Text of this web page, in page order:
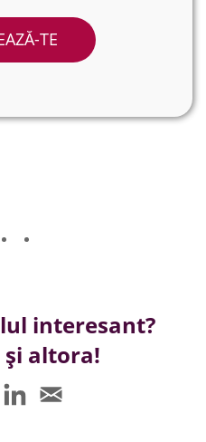
TE
interesant?
și altora!